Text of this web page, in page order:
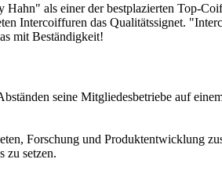
als einer der bestplazierten Top-
Intercoiffuren das Qualitätssignet.
mit Beständigkeit!
seine Mitgliedesbetriebe auf
Forschung und Produktentwicklung
zu setzen.